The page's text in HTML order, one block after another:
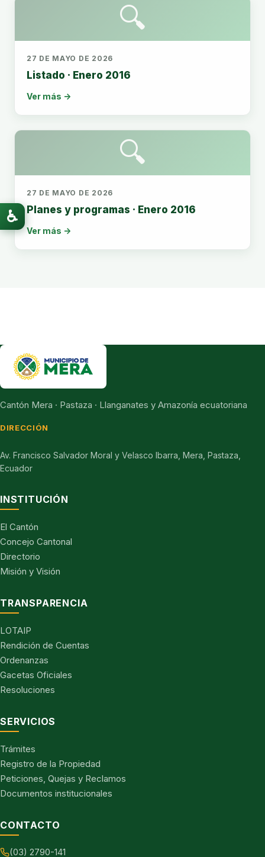
🔍
27 DE MAYO DE 2026
Listado · Enero 2016
Ver más →
🔍
27 DE MAYO DE 2026
Planes y programas · Enero 2016
Ver más →
Cantón Mera · Pastaza · Llanganates y Amazonía ecuatoriana
DIRECCIÓN
Av. Francisco Salvador Moral y Velasco Ibarra, Mera, Pastaza,
Ecuador
INSTITUCIÓN
El Cantón
Concejo Cantonal
Directorio
Misión y Visión
TRANSPARENCIA
LOTAIP
Rendición de Cuentas
Ordenanzas
Gacetas Oficiales
Resoluciones
SERVICIOS
Trámites
Registro de la Propiedad
Peticiones, Quejas y Reclamos
Documentos institucionales
CONTACTO
(03) 2790-141
♿